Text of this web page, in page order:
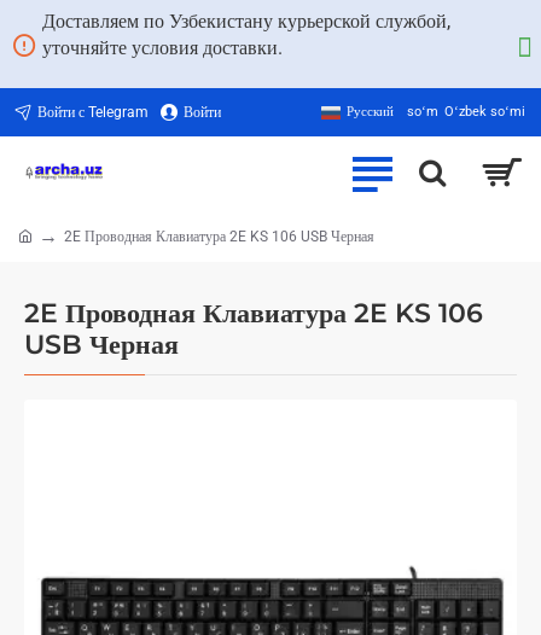
Доставляем по Узбекистану курьерской службой,
уточняйте условия доставки.
Войти с Telegram Войти Русский soʻm Oʻzbek soʻmi
2E Проводная Клавиатура 2E KS 106
USB Черная
2E Проводная Клавиатура 2E KS 106 USB Черная